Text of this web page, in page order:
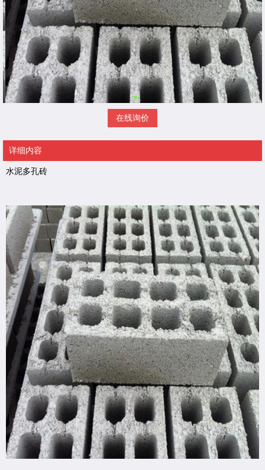
在线询价
详细内容
水泥多孔砖